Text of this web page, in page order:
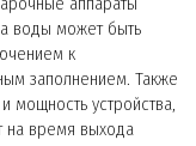
воды может быть
к
заполнением. Также
мощность устройства,
на время выхода